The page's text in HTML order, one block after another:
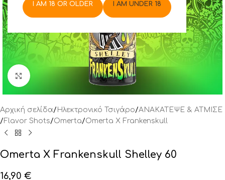
I AM 18 OR OLDER I AM UNDER 18
Click to enlarge
Αρχική σελίδα/ Ηλεκτρονικό Τσιγάρο/ΑΝΑΚΑΤΕΨΕ & ΑΤΜΙΣΕ
/Flavor Shots/Omerta/Omerta X Frankenskull
Omerta X Frankenskull Shelley 60
16,90 €